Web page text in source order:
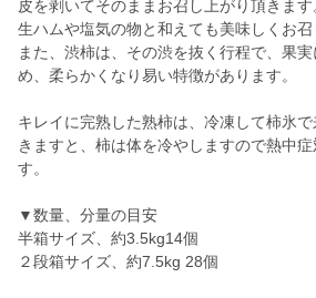
皮を剥いてそのままお召し上がり頂きます
生ハムや塩気の物と和えても美味しくお召
また、渋柿は、その渋を抜く行程で、果
め、柔らかくなり易い特徴があります。
キレイに完熟した熟柿は、冷凍して柿氷
きますと、柿は体を冷やしますので熱中
す。
▼数量、分量の目安
半箱サイズ、約3.5kg14個
２段箱サイズ、約7.5kg 28個